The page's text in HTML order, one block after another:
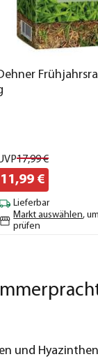
17,99€
11,99 €
Lieferbar
Markt auswählen,
prüfen
und